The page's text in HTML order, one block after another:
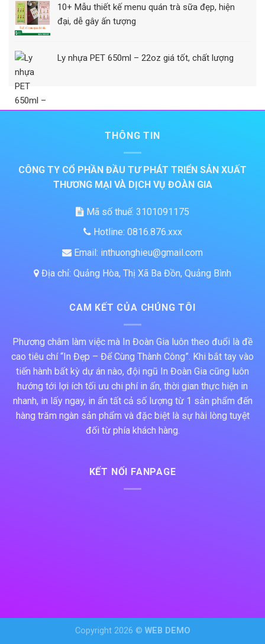
10+ Mẫu thiết kế menu quán trà sữa đẹp, hiện
đại, dễ gây ấn tượng
Ly nhựa PET 650ml – 22oz giá tốt, chất lượng
THÔNG TIN
CÔNG TY CỔ PHẦN ĐẦU TƯ PHÁT TRIỂN SẢN XUẤT
THƯƠNG MẠI VÀ DỊCH VỤ ĐOÀN GIA
Mã số thuế: 3101091175
Hotline: 0816.876.xxx
Email: inthuonghieu@gmail.com
Địa chỉ: Quảng Hòa, Thị Xã Ba Đồn, Quảng Bình
CAM KẾT CỦA CHÚNG TÔI
Phương châm làm việc mà In Đoàn Gia luôn theo đuổi là đề
cao tiêu chí “In Đẹp – Để Cùng Thành Công”. Khi bắt tay vào
tiến hành bất kỳ dự án nào, đội ngũ In Đoàn Gia cũng luôn
hướng tới lợi ích tối ưu chi phí in ấn, thời gian thực hiện in
nhanh, in lấy ngay, in ấn tất cả số lượng từ 1 sản phẩm đến
hàng trăm ngàn sản phẩm và đặc biệt là sự hài lòng tuyệt
đối từ phía khách hàng.
KẾT NỐI FANPAGE
Copyright 2026 © WEB DEMO